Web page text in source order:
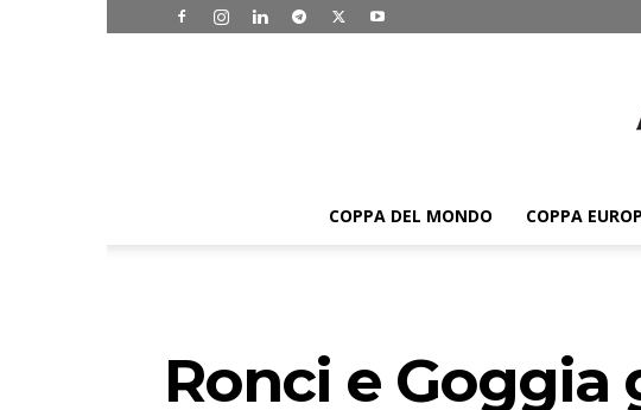
COPPA DEL MONDO COPPA
Ronci e